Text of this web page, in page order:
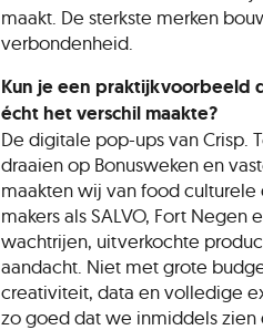
maakt. De sterkste merken
verbondenheid.
Kun je een praktijkvoorbeeld
écht het verschil maakte?
De digitale pop-ups van Crisp.
draaien op Bonusweken en
maakten wij van food
makers als SALVO, Fort Negen
wachtrijen, uitverkochte
aandacht. Niet met grote
creativiteit, data en volledige
zo goed dat we inmiddels zien